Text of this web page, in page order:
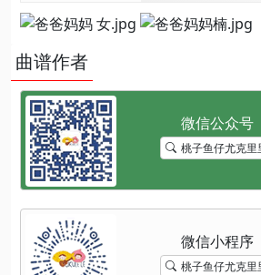
曲谱作者
桃子鱼仔尤克里
桃子鱼仔尤克里